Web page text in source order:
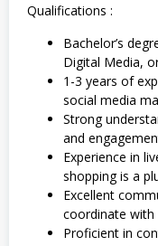
Qualifications :
Bachelor’s
Digital Media,
1-3 years of
social media
Strong
and
Experience in
shopping is a
Excellent
coordinate with
Proficient in